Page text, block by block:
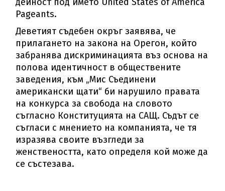
Pageants.
Деветият съдебен окръг заявява, че
прилагането на закона на Орегон, който
забранява дискриминацията въз основа на
полова идентичност в обществените
заведения, към „Мис Съединени
американски щати“ би нарушило правата
на конкурса за свобода на словото
съгласно Конституцията на САЩ. Съдът се
съгласи с мнението на компанията, че тя
изразява своите възгледи за
женствеността, като определя кой може да
се състезава.